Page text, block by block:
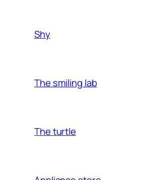
Shy
The smiling lab
The turtle